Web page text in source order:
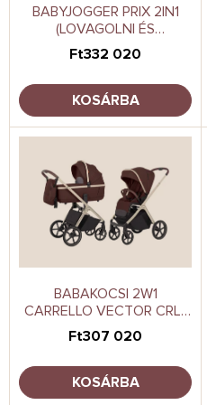
a
BABYJOGGER PRIX 2IN1
(LOVAGOLNI ÉS
KERÉKPÁROZNI) AMBITION
BLACK
Ft332 020
KOSÁRBA
BABAKOCSI 2W1
CARRELLO VECTOR CRL-
6550 2025 SIENA BEIGE
Ft307 020
KOSÁRBA